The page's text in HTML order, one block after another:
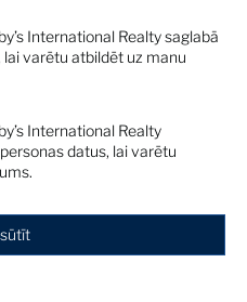
International Realty saglabā
varētu atbildēt uz manu
International Realty
datus, lai varētu